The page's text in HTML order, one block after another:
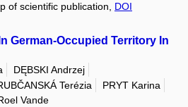
of scientific publication, DOI
German-Occupied Territory In
DĘBSKI Andrzej
Terézia
PRYT Karina
Vande